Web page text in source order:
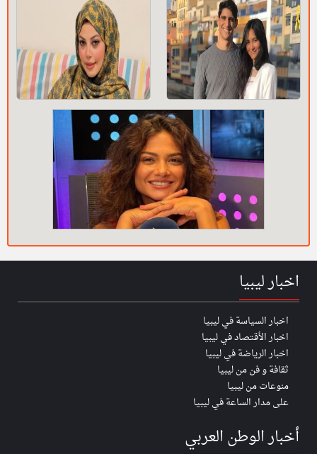
اخبار ليبيا
اخبار السياسة في ليبيا
اخبار الأقتصاد في ليبيا
اخبار الرياضة في ليبيا
ثقافة و فن من ليبيا
منوعات من ليبيا
على مدار الساعة في ليبيا
أخبار الوطن العربي